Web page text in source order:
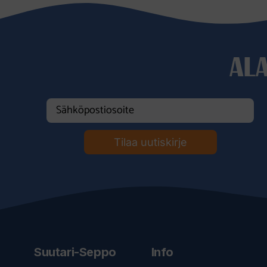
Tilaa uutiskirje
Suutari-Seppo Info